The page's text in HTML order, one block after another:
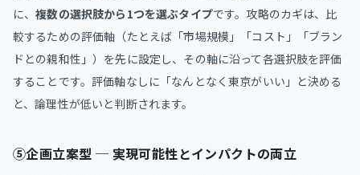
に、複数の選択肢から1つを選ぶタイプです。攻略のカギは、比
較するための評価軸（たとえば「市場規模」「コスト」「ブラン
ドとの親和性」）を先に設定し、その軸に沿って各選択肢を評価
することです。評価軸なしに「なんとなく東京がいい」と決める
と、論理性が低いと判断されます。
⑤企画立案型 ─ 実現可能性とインパクトの両立